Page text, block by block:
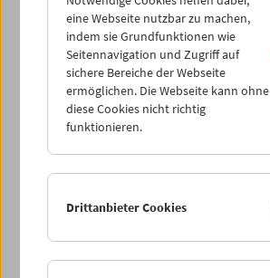
Mi 29.10.
Do 30.10.
Sa 1.11.
eine Webseite nutzbar zu machen,
indem sie Grundfunktionen wie
Seitennavigation und Zugriff auf
sichere Bereiche der Webseite
ermöglichen. Die Webseite kann ohne
diese Cookies nicht richtig
funktionieren.
Drittanbieter Cookies